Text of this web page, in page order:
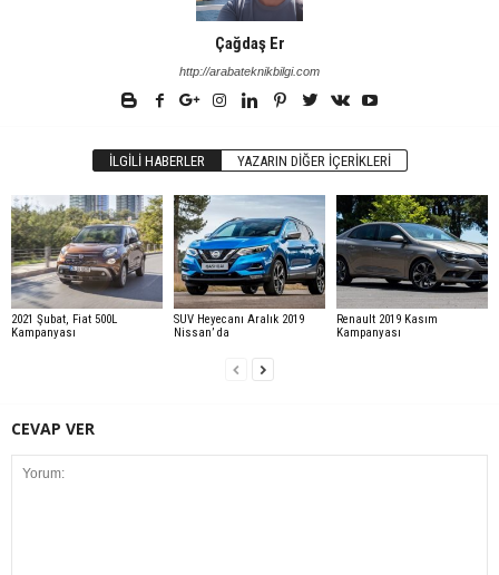
Çağdaş Er
http://arabateknikbilgi.com
İLGILI HABERLER YAZARIN DIĞER İÇERIKLERI
2021 Şubat, Fiat 500L
Kampanyası
SUV Heyecanı Aralık 2019
Nissan’ da
Renault 2019 Kasım
Kampanyası
CEVAP VER